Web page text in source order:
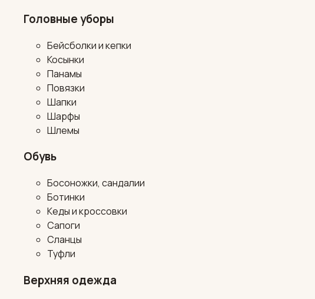
Головные уборы
Бейсболки и кепки
Косынки
Панамы
Повязки
Шапки
Шарфы
Шлемы
Обувь
Босоножки, сандалии
Ботинки
Кеды и кроссовки
Сапоги
Сланцы
Туфли
Верхняя одежда